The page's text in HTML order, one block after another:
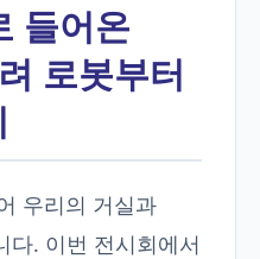
들어온
로봇부터
우리의 거실과
다. 이번 전시회에서